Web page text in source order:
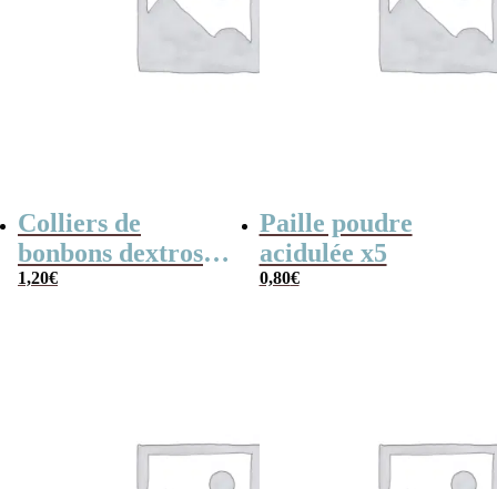
Colliers de
bonbons dextrose
x2
1,20€
Paille poudre
acidulée x5
0,80€